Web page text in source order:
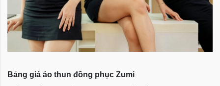
Bảng giá áo thun đồng phục Zumi